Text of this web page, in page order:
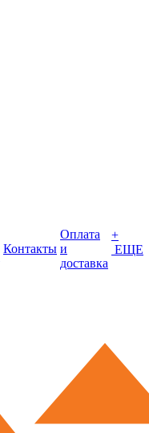
Контакты
Оплата
и
доставка
+
ЕЩЕ